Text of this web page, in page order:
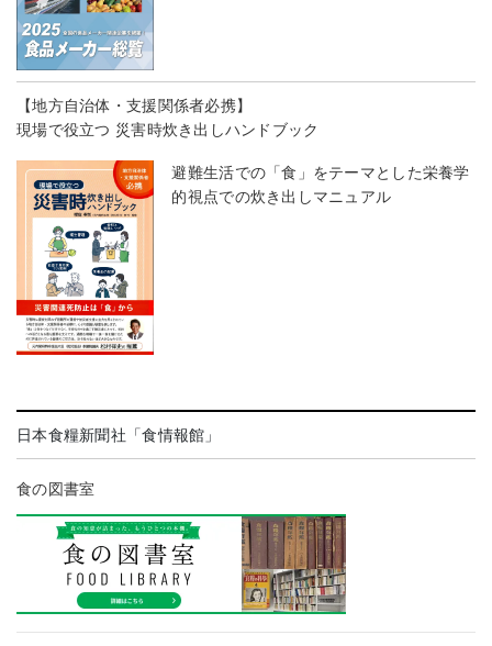
【地方自治体・支援関係者必携】
現場で役立つ 災害時炊き出しハンドブック
避難生活での「食」をテーマとした栄養学
的視点での炊き出しマニュアル
日本食糧新聞社「食情報館」
食の図書室